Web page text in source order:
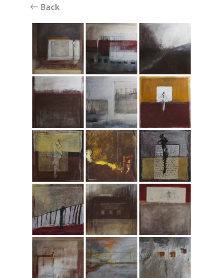
Back